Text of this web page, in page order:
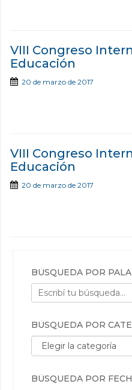
VIII Congreso
Educación
20 de marzo de 2017
VIII Congreso
Educación
20 de marzo de 2017
BÚSQUEDA POR
BÚSQUEDA POR
Búsqueda por categorías:
BÚSQUEDA POR